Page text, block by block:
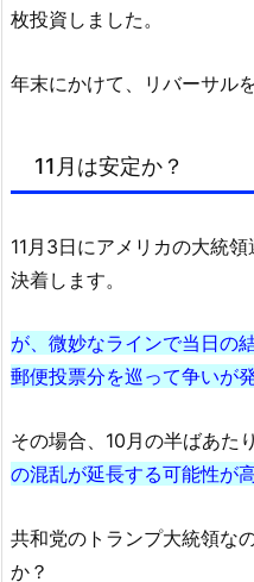
枚投資しました。
年末にかけて、リバーサル
11月は安定か？
11月3日にアメリカの大統
決着します。
が、微妙なラインで当日の
郵便投票分を巡って争いが
その場合、10月の半ばあた
の混乱が延長する可能性が
共和党のトランプ大統領な
か？